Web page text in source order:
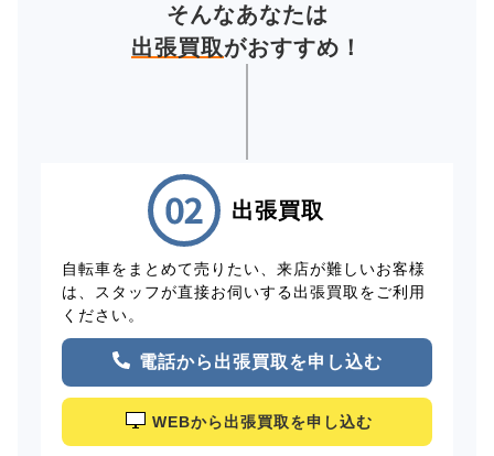
そんなあなたは
出張買取がおすすめ！
出張買取
自転車をまとめて売りたい、来店が難しいお客様
は、スタッフが直接お伺いする出張買取をご利用
ください。
電話から出張買取を申し込む
WEBから出張買取を申し込む